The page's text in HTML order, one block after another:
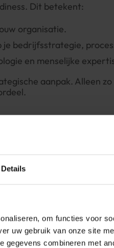
Details
om functies voor
uw gebruik van onze site
combineren met
Dit betekent:
organisatie.
bedrijfsstrategie,
en menselijke
aanpak. Alleen
- Pieter
3 types
model van Treacy en